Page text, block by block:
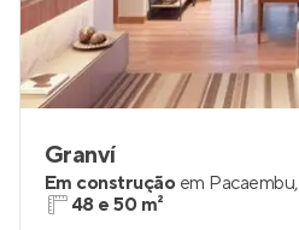
Granví
Em construção em Pacaembu,
48 e 50 m²